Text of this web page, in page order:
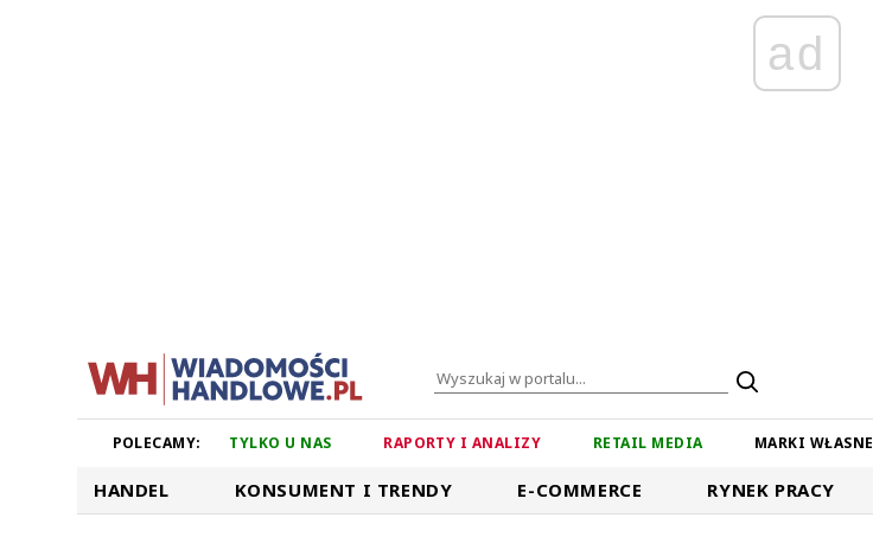
ad
POLECAMY: TYLKO U NAS RAPORTY I ANALIZY RETAIL MEDIA MARKI WŁASNE
HANDEL KONSUMENT I TRENDY E-COMMERCE RYNEK PRACY